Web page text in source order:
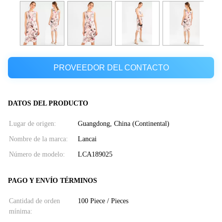
PROVEEDOR DEL CONTACTO
DATOS DEL PRODUCTO
Lugar de origen: Guangdong, China (Continental)
Nombre de la marca: Lancai
Número de modelo: LCA189025
PAGO Y ENVÍO TÉRMINOS
Cantidad de orden
mínima:
100 Piece / Pieces